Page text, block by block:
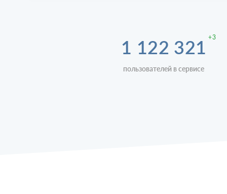
1 122 321 +3
пользователей в сервисе